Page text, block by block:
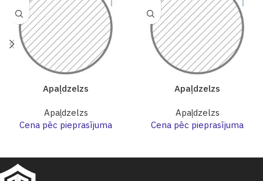
Apaļdzelzs
Apaļdzelzs
Cena pēc pieprasījuma
Apaļdzelzs
Apaļdzelzs
Cena pēc pieprasījuma